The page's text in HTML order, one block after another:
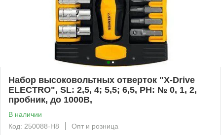
Набор высоковольтных отверток "Х-Drive
ELECTRO", SL: 2,5, 4; 5,5; 6,5, PH: № 0, 1, 2,
пробник, до 1000В,
В наличии
Код: 250088-H8
Опт и розница